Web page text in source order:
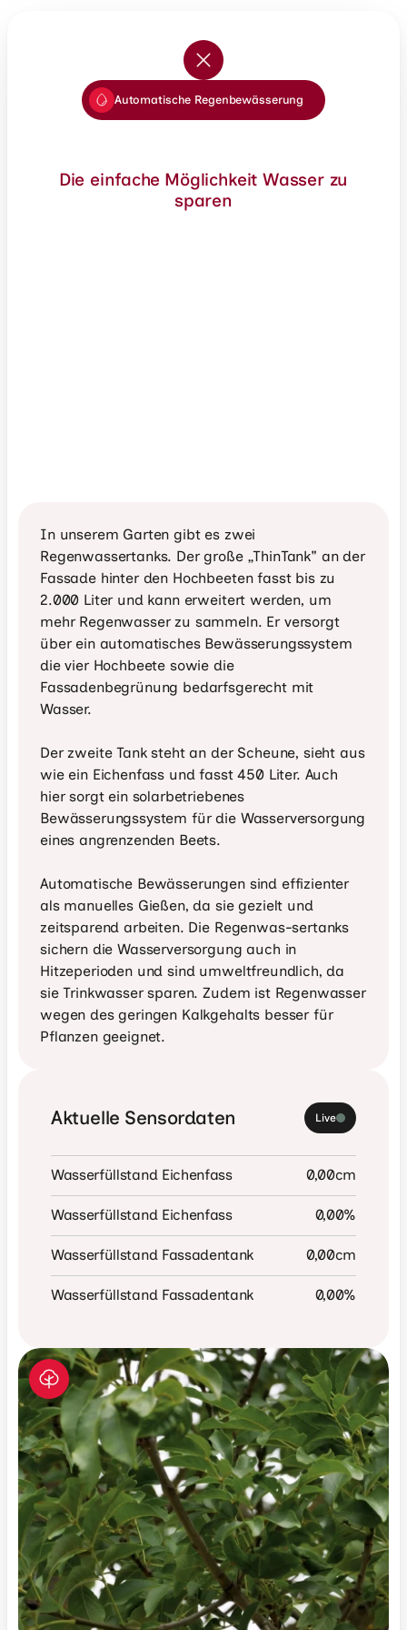
Automatische Regenbewässerung
Die einfache Möglichkeit Wasser zu
sparen
In unserem Garten gibt es zwei
Regenwassertanks. Der große „ThinTank" an der
Fassade hinter den Hochbeeten fasst bis zu
2.000 Liter und kann erweitert werden, um
mehr Regenwasser zu sammeln. Er versorgt
über ein automatisches Bewässerungssystem
die vier Hochbeete sowie die
Fassadenbegrünung bedarfsgerecht mit
Wasser.
Der zweite Tank steht an der Scheune, sieht aus
wie ein Eichenfass und fasst 450 Liter. Auch
hier sorgt ein solarbetriebenes
Bewässerungssystem für die Wasserversorgung
eines angrenzenden Beets.
Automatische Bewässerungen sind effizienter
als manuelles Gießen, da sie gezielt und
zeitsparend arbeiten. Die Regenwas-sertanks
sichern die Wasserversorgung auch in
Hitzeperioden und sind umweltfreundlich, da
sie Trinkwasser sparen. Zudem ist Regenwasser
wegen des geringen Kalkgehalts besser für
Pflanzen geeignet.
Aktuelle Sensordaten Live
Wasserfüllstand Eichenfass 0,00cm
Wasserfüllstand Eichenfass 0,00%
Wasserfüllstand Fassadentank 0,00cm
Wasserfüllstand Fassadentank 0,00%